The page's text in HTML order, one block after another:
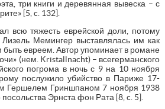
три книги и деревянная вывеска – с
[5, c. 132].
всю тяжесть еврейской доли, потому
Мемингер выставлялась им как
быть евреем. Автор упоминает в романе
(нем. Kristallnacht) – всегерманского
погрома в ночь с 9 на 10 ноября
послужило убийство в Париже 17-
Гершелем Гриншпаном 7 ноября 1938
посольства Эрнста фон Рата [8, c. 5].